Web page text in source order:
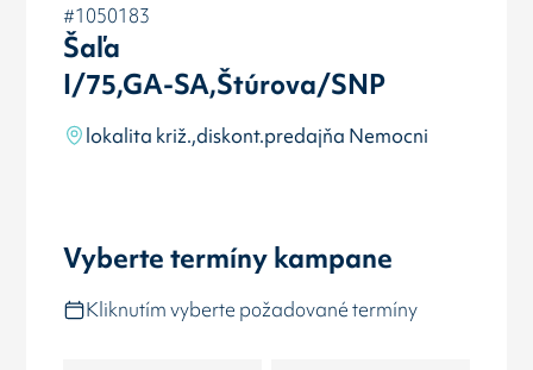
#1050183
Šaľa
I/75,GA-SA,Štúrova/SNP
lokalita križ.,diskont.predajňa Nemocni
Vyberte termíny kampane
Kliknutím vyberte požadované termíny